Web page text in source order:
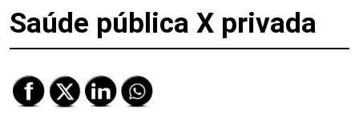
Saúde pública X privada